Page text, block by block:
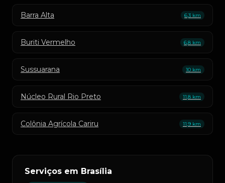
Barra Alta 6,3 km
Buriti Vermelho 6,8 km
Sussuarana 10 km
Núcleo Rural Rio Preto 11,8 km
Colônia Agrícola Cariru 11,9 km
Serviços em Brasília